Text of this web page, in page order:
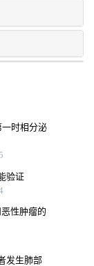
时相分泌
验证
性肿瘤的
发生肺部